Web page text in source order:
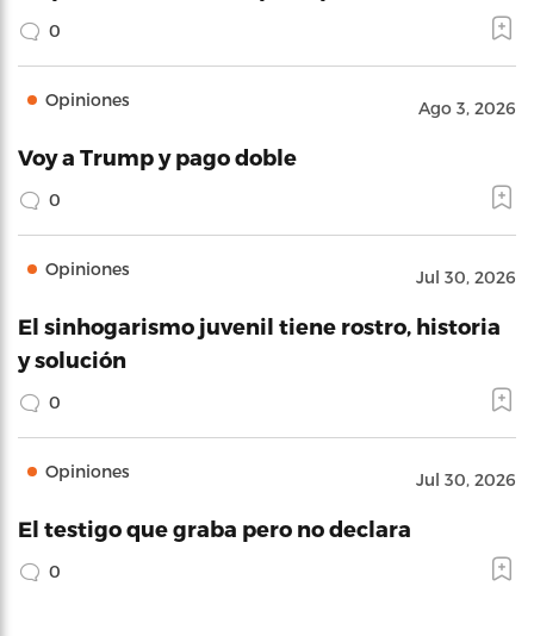
0
Opiniones Ago 3, 2026
Voy a Trump y pago doble
0
Opiniones Jul 30, 2026
El sinhogarismo juvenil tiene rostro, historia
y solución
0
Opiniones Jul 30, 2026
El testigo que graba pero no declara
0